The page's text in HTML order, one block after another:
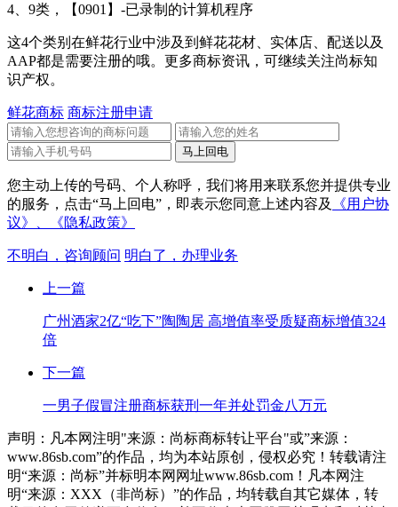
4、9类，【0901】-已录制的计算机程序
这4个类别在鲜花行业中涉及到鲜花花材、实体店、配送以及
AAP都是需要注册的哦。更多商标资讯，可继续关注尚标知
识产权。
鲜花商标 商标注册申请
您主动上传的号码、个人称呼，我们将用来联系您并提供专业
的服务，点击“马上回电”，即表示您同意上述内容及
《用户协
议》、
《隐私政策》
不明白，咨询顾问 明白了，办理业务
上一篇
广州酒家2亿“吃下”陶陶居 高增值率受质疑商标增值324
倍
下一篇
一男子假冒注册商标获刑一年并处罚金八万元
声明：凡本网注明"来源：尚标商标转让平台"或”来源：
www.86sb.com”的作品，均为本站原创，侵权必究！转载请注
明“来源：尚标”并标明本网网址www.86sb.com！凡本网注
明“来源：XXX（非尚标）”的作品，均转载自其它媒体，转